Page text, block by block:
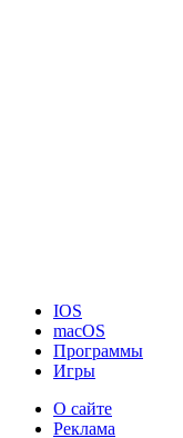
IOS
macOS
Программы
Игры
О сайте
Реклама